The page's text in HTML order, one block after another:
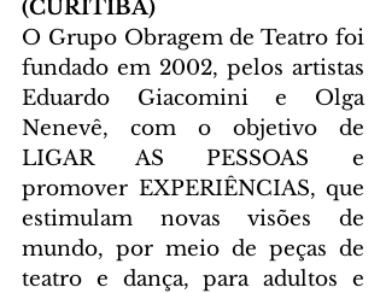
(CURITIBA)
O Grupo Obragem de Teatro foi
fundado em 2002, pelos artistas
Eduardo Giacomini e Olga
Nenevê, com o objetivo de
LIGAR AS PESSOAS e
promover EXPERIÊNCIAS, que
estimulam novas visões de
mundo, por meio de peças de
teatro e dança, para adultos e